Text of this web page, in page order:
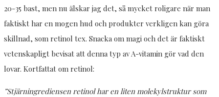
20-35 bast, men nu älskar jag det, så mycket roligare när man
faktiskt har en mogen hud och produkter verkligen kan göra
skillnad, som retinol tex. Snacka om magi och det är faktiskt
vetenskapligt bevisat att denna typ av A-vitamin gör vad den
lovar. Kortfattat om retinol:
”Stjärningrediensen retinol har en liten molekylstruktur som